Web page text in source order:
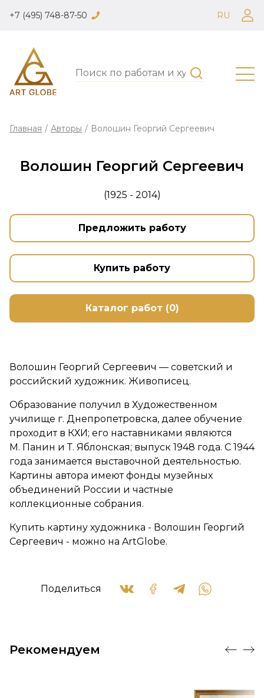
+7 (495) 748-87-50 RU
Главная / Авторы / Волошин Георгий Сергеевич
Волошин Георгий Сергеевич
(1925 - 2014)
Предложить работу
Купить работу
Каталог работ (0)
Волошин Георгий Сергеевич — советский и
российский художник. Живописец.
Образование получил в Художественном
училище г. Днепропетровска, далее обучение
проходит в КХИ; его наставниками являются
М. Панин и Т. Яблонская; выпуск 1948 года. С 1944
года занимается выставочной деятельностью.
Картины автора имеют фонды музейных
объединений России и частные
коллекционные собрания.
Купить картину художника - Волошин Георгий
Сергеевич - можно на ArtGlobe.
Поделиться
Рекомендуем